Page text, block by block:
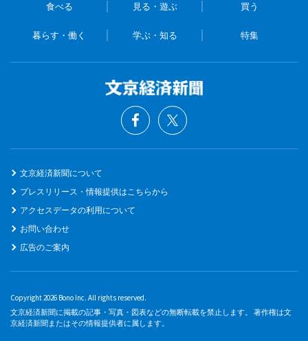
食べる 見る・遊ぶ 買う
暮らす・働く 学ぶ・知る 特集
文京経済新聞について
プレスリリース・情報提供はこちらから
アクセスデータの利用について
お問い合わせ
広告のご案内
Copyright 2026 Bono Inc. All rights reserved.
文京経済新聞に掲載の記事・写真・図表などの無断転載を禁止します。 著作権は文
京経済新聞またはその情報提供者に属します。